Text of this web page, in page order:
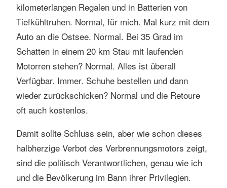
kilometerlangen Regalen und in Batterien von
Tiefkühltruhen. Normal, für mich. Mal kurz mit dem
Auto an die Ostsee. Normal. Bei 35 Grad im
Schatten in einem 20 km Stau mit laufenden
Motorren stehen? Normal. Alles ist überall
Verfügbar. Immer. Schuhe bestellen und dann
wieder zurückschicken? Normal und die Retoure
oft auch kostenlos.
Damit sollte Schluss sein, aber wie schon dieses
halbherzige Verbot des Verbrennungsmotors zeigt,
sind die politisch Verantwortlichen, genau wie ich
und die Bevölkerung im Bann ihrer Privilegien.